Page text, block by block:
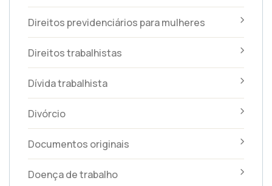
Direitos previdenciários para mulheres
Direitos trabalhistas
Dívida trabalhista
Divórcio
Documentos originais
Doença de trabalho